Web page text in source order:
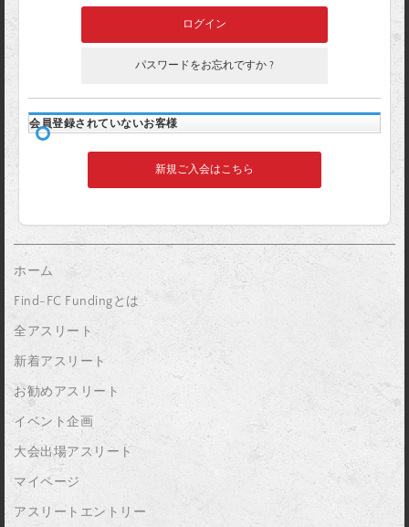
パスワードをお忘れですか ?
会員登録されていないお客様
新規ご入会はこちら
ホーム
Find-FC Fundingとは
全アスリート
新着アスリート
お勧めアスリート
イベント企画
大会出場アスリート
マイページ
アスリートエントリー